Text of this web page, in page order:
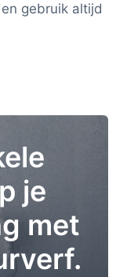
gebruik altijd
je
met